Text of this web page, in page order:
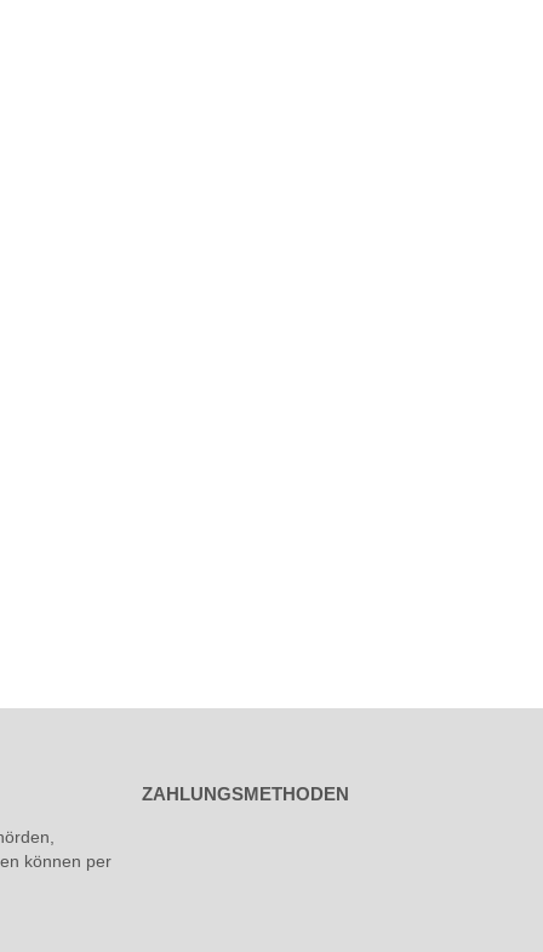
können per
ZAHLUNGSMETHODEN